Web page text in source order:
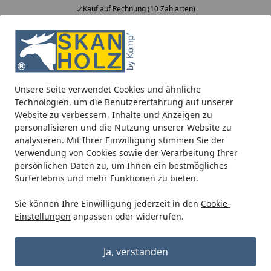
Unsere Seite verwendet Cookies und ähnliche
Technologien, um die Benutzererfahrung auf unserer
Website zu verbessern, Inhalte und Anzeigen zu
personalisieren und die Nutzung unserer Website zu
analysieren. Mit Ihrer Einwilligung stimmen Sie der
Verwendung von Cookies sowie der Verarbeitung Ihrer
persönlichen Daten zu, um Ihnen ein bestmögliches
Surferlebnis und mehr Funktionen zu bieten.
Sie können Ihre Einwilligung jederzeit in den Cookie-
Einstellungen anpassen oder widerrufen.
Ja, verstanden
Kauf auf Rechnung (10 Zahlarten)
Alle Produkte
Mein Konto
Suchen
Startseite
Blockbohlenhäuser Zubehör für Blockbohlenhäuser
OSMO Rührleiste